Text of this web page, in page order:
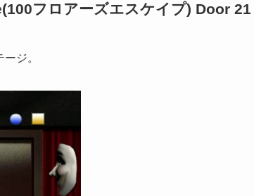
フロアーズエスケイプ) Door
ジ。